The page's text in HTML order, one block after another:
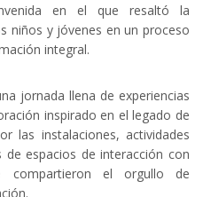
en el que resaltó la
niños y jóvenes en un proceso
integral.
jornada llena de experiencias
inspirado en el legado de
las instalaciones, actividades
espacios de interacción con
compartieron el orgullo de